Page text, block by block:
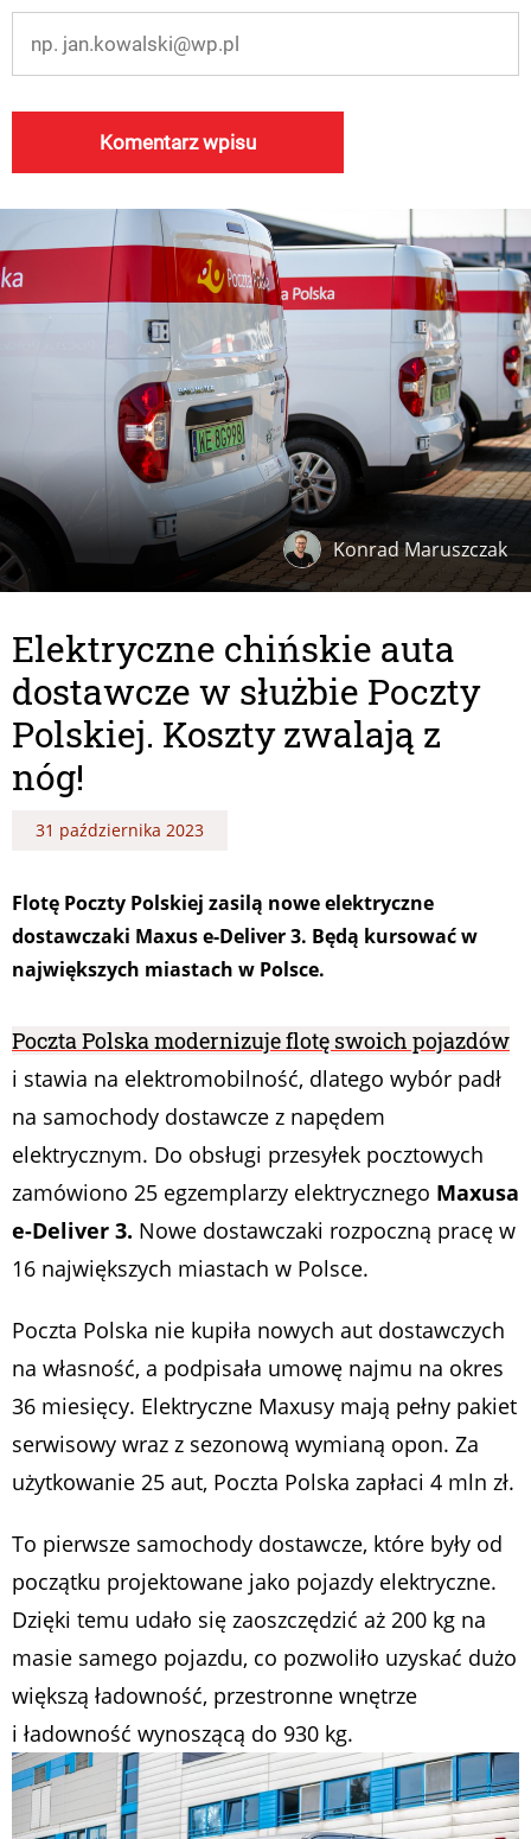
Konrad Maruszczak
Elektryczne chińskie auta
dostawcze w służbie Poczty
Polskiej. Koszty zwalają z
nóg!
31 października 2023
Flotę Poczty Polskiej zasilą nowe elektryczne
dostawczaki Maxus e-Deliver 3. Będą kursować w
największych miastach w Polsce.
Poczta Polska modernizuje flotę swoich pojazdów
i stawia na elektromobilność, dlatego wybór padł
na samochody dostawcze z napędem
elektrycznym. Do obsługi przesyłek pocztowych
zamówiono 25 egzemplarzy elektrycznego Maxusa
e-Deliver 3. Nowe dostawczaki rozpoczną pracę w
16 największych miastach w Polsce.
Poczta Polska nie kupiła nowych aut dostawczych
na własność, a podpisała umowę najmu na okres
36 miesięcy. Elektryczne Maxusy mają pełny pakiet
serwisowy wraz z sezonową wymianą opon. Za
użytkowanie 25 aut, Poczta Polska zapłaci 4 mln zł.
To pierwsze samochody dostawcze, które były od
początku projektowane jako pojazdy elektryczne.
Dzięki temu udało się zaoszczędzić aż 200 kg na
masie samego pojazdu, co pozwoliło uzyskać dużo
większą ładowność, przestronne wnętrze
i ładowność wynoszącą do 930 kg.